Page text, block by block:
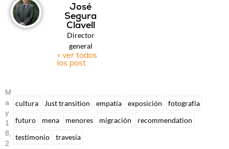
José
Segura
Clavell
Director
general
> ver todos
los post
M
A
Y
1
8,
2
cultura Just transition empatía exposición
fotografía
futuro
mena menores migración
recommendation
testimonio
travesía